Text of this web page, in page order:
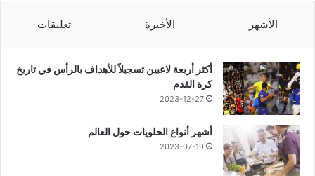
الأشهر الأخيرة تعليقات
أكثر أربعة لاعبين تسجيلاً للأهداف بالرأس في تاريخ
كرة القدم
2023-12-27
أشهر أنواع الحلويات حول العالم
2023-07-19